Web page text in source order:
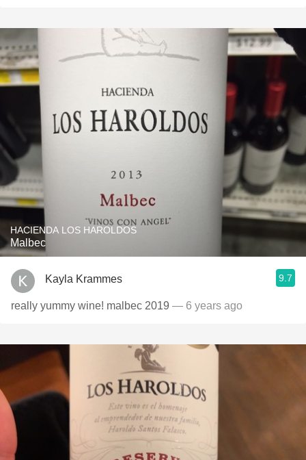
HACIENDA LOS HAROLDOS
Malbec
Kayla Krammes 9.7
really yummy wine! malbec 2019 — 6 years ago